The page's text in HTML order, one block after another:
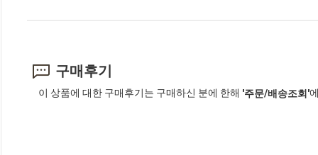
구매후기
이 상품에 대한 구매후기는 구매하신 분에 한해 '주문/배송조회'